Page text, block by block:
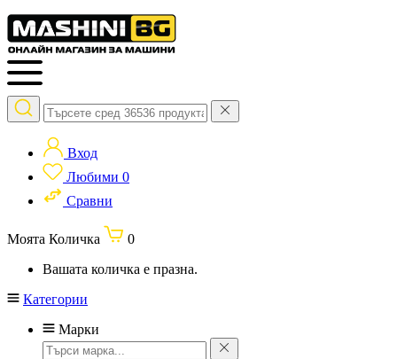
Вход
Любими 0
Сравни
Моята Количка
0
Вашата количка е празна.
Категории
Марки